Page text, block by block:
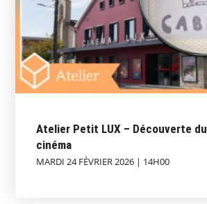
Atelier Petit LUX – Découverte du
cinéma
MARDI 24 FÉVRIER 2026 | 14H00